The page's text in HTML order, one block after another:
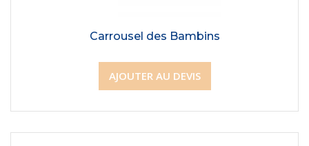
Carrousel des Bambins
AJOUTER AU DEVIS